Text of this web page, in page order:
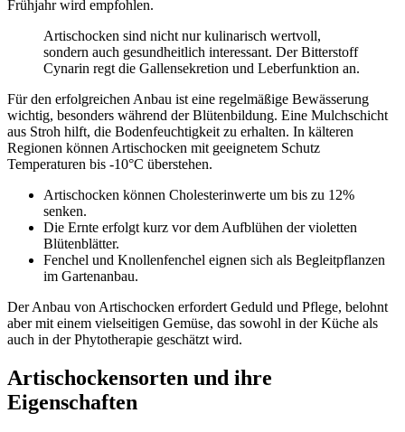
Frühjahr wird empfohlen.
Artischocken sind nicht nur kulinarisch wertvoll,
sondern auch gesundheitlich interessant. Der Bitterstoff
Cynarin regt die Gallensekretion und Leberfunktion an.
Für den erfolgreichen Anbau ist eine regelmäßige Bewässerung
wichtig, besonders während der Blütenbildung. Eine Mulchschicht
aus Stroh hilft, die Bodenfeuchtigkeit zu erhalten. In kälteren
Regionen können Artischocken mit geeignetem Schutz
Temperaturen bis -10°C überstehen.
Artischocken können Cholesterinwerte um bis zu 12%
senken.
Die Ernte erfolgt kurz vor dem Aufblühen der violetten
Blütenblätter.
Fenchel und Knollenfenchel eignen sich als Begleitpflanzen
im Gartenanbau.
Der Anbau von Artischocken erfordert Geduld und Pflege, belohnt
aber mit einem vielseitigen Gemüse, das sowohl in der Küche als
auch in der Phytotherapie geschätzt wird.
Artischockensorten und ihre
Eigenschaften